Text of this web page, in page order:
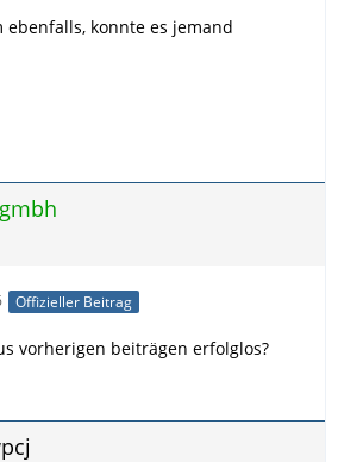
ebenfalls, konnte es jemand
Offizieller Beitrag
vorherigen beiträgen erfolglos?